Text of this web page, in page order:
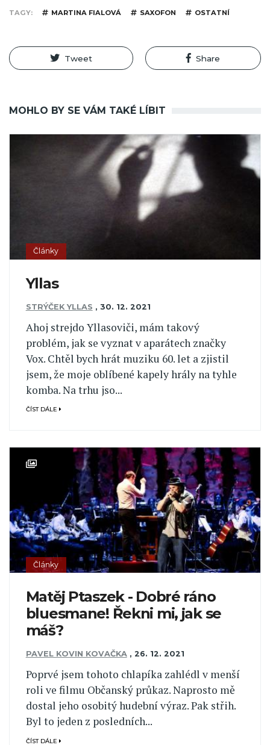
TAGY MARTINA FIALOVÁ SAXOFON OSTATNÍ
Tweet Share
MOHLO BY SE VÁM TAKÉ LÍBIT
Články
Yllas
STRÝČEK YLLAS , 30. 12. 2021
Ahoj strejdo Yllasoviči, mám takový
problém, jak se vyznat v aparátech značky
Vox. Chtěl bych hrát muziku 60. let a zjistil
jsem, že moje oblíbené kapely hrály na tyhle
komba. Na trhu jso...
ČÍST DÁLE
Články
Matěj Ptaszek - Dobré ráno
bluesmane! Řekni mi, jak se
máš?
PAVEL KOVIN KOVAČKA , 26. 12. 2021
Poprvé jsem tohoto chlapíka zahlédl v menší
roli ve filmu Občanský průkaz. Naprosto mě
dostal jeho osobitý hudební výraz. Pak střih.
Byl to jeden z posledních...
ČÍST DÁLE